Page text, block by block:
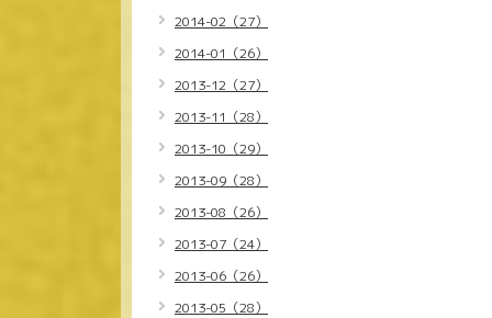
2014-02（27）
2014-01（26）
2013-12（27）
2013-11（28）
2013-10（29）
2013-09（28）
2013-08（26）
2013-07（24）
2013-06（26）
2013-05（28）